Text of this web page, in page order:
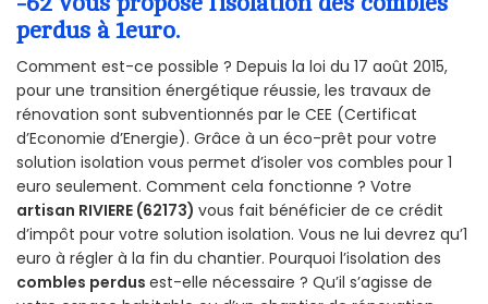
perdus à 1euro.
Comment est-ce possible ? Depuis la loi du 17 août 2015,
pour une transition énergétique réussie, les travaux de
rénovation sont subventionnés par le CEE (Certificat
d’Economie d’Energie). Grâce à un éco-prêt pour votre
solution isolation vous permet d’isoler vos combles pour 1
euro seulement. Comment cela fonctionne ? Votre
artisan RIVIERE (62173) vous fait bénéficier de ce crédit
d’impôt pour votre solution isolation. Vous ne lui devrez qu’1
euro à régler à la fin du chantier. Pourquoi l’isolation des
combles perdus est-elle nécessaire ? Qu’il s’agisse de